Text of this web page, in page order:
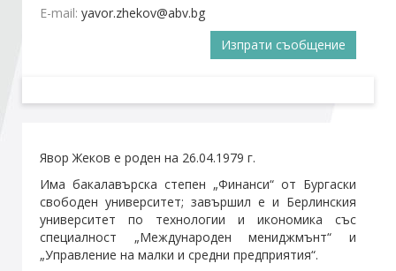
E-mail:
Изпрати съобщение
Явор Жеков е роден на 26.04.1979 г.
Има бакалавърска степен „Финанси“ от Бургаски
свободен университет; завършил е и Берлинския
университет по технологии и икономика със
специалност „Международен мениджмънт“ и
„Управление на малки и средни предприятия“.